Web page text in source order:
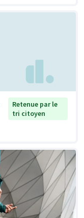
Retenue par le
tri citoyen